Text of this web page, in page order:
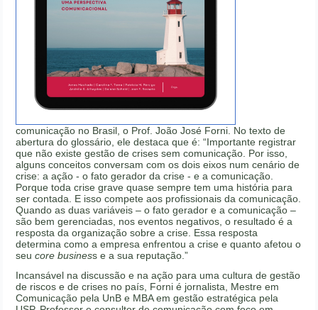
comunicação no Brasil, o Prof. João José Forni. No texto de
abertura do glossário, ele destaca que é: “Importante registrar
que não existe gestão de crises sem comunicação. Por isso,
alguns conceitos conversam com os dois eixos num cenário de
crise: a ação - o fato gerador da crise - e a comunicação.
Porque toda crise grave quase sempre tem uma história para
ser contada. E isso compete aos profissionais da comunicação.
Quando as duas variáveis – o fato gerador e a comunicação –
são bem gerenciadas, nos eventos negativos, o resultado é a
resposta da organização sobre a crise. Essa resposta
determina como a empresa enfrentou a crise e quanto afetou o
seucore business e a sua reputação.”
Incansável na discussão e na ação para uma cultura de gestão
de riscos e de crises no país, Forni é jornalista, Mestre em
Comunicação pela UnB e MBA em gestão estratégica pela